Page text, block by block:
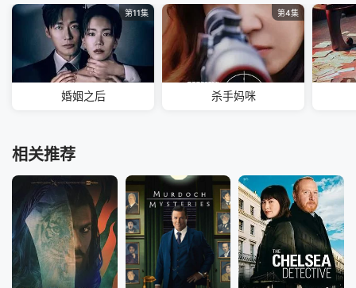
第11集
婚姻之后
第4集
杀手妈咪
相关推荐